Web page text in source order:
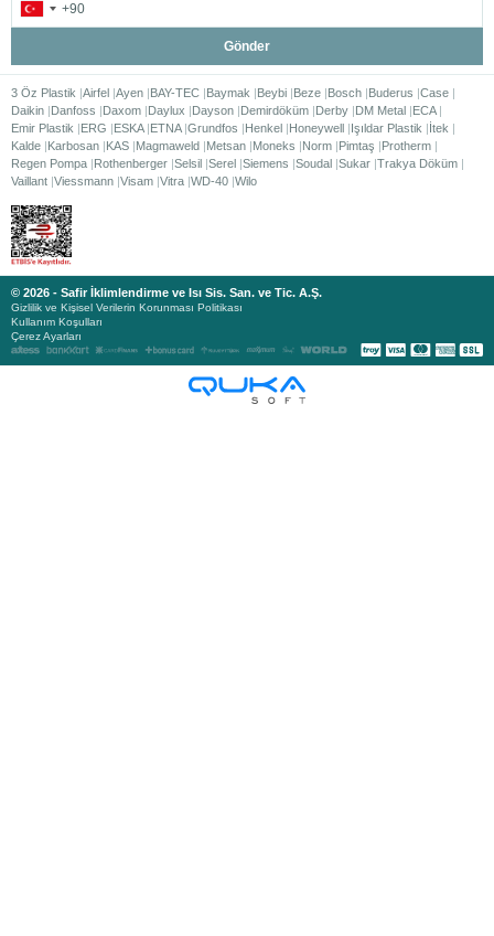
Gönder
3 Öz Plastik Airfel Ayen BAY-TEC Baymak Beybi Beze Bosch Buderus Case
Daikin Danfoss Daxom Daylux Dayson Demirdöküm Derby DM Metal ECA
Emir Plastik
ERG ESKA ETNA Grundfos Henkel Honeywell Işıldar Plastik
İtek
Kalde Karbosan KAS Magmaweld Metsan Moneks Norm Pimtaş
Protherm
Regen Pompa Rothenberger Selsil Serel Siemens Soudal Sukar Trakya Döküm
Vaillant Viessmann Visam Vitra WD-40 Wilo
© 2026 - Safir İklimlendirme ve Isı Sis. San. ve Tic. A.Ş.
Gizlilik ve Kişisel Verilerin Korunması Politikası
Kullanım Koşulları
Çerez Ayarları